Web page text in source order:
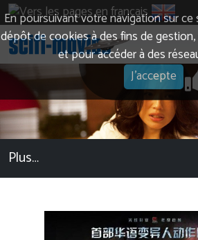
En poursuivant votre navigation sur
dépôt de cookies à des fins de gestion,
et pour accéder à des
J'accepte
Plus…